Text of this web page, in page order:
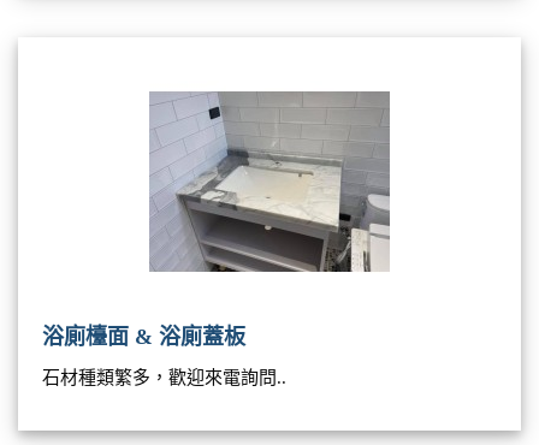
浴廁檯面 & 浴廁蓋板
石材種類繁多，歡迎來電詢問..